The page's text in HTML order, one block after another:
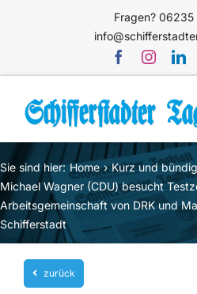
Fragen?
Home
Themen
Blog
Service
Sie sind hier: Home
Kurz und bündig
Michael Wagner (CDU) besucht
Arbeitsgemeinschaft von DRK und
Schifferstadt
zurück